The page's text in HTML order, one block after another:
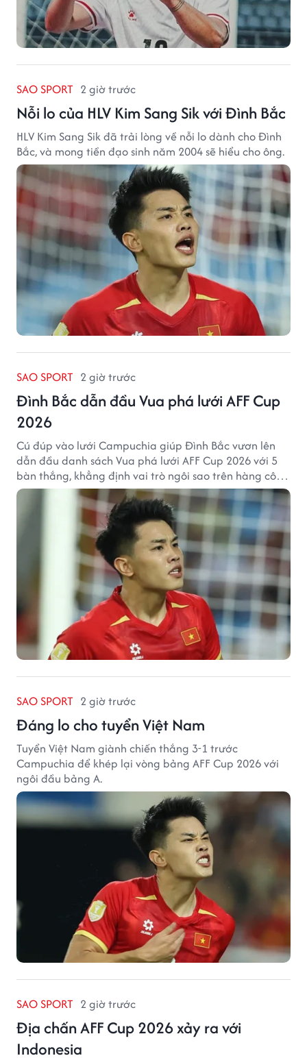
SAO SPORT 2 giờ trước
Nỗi lo của HLV Kim Sang Sik với Đình Bắc
HLV Kim Sang Sik đã trải lòng về nỗi lo dành cho Đình
Bắc, và mong tiền đạo sinh năm 2004 sẽ hiểu cho ông.
SAO SPORT 2 giờ trước
Đình Bắc dẫn đầu Vua phá lưới AFF Cup
2026
Cú đúp vào lưới Campuchia giúp Đình Bắc vươn lên
dẫn đầu danh sách Vua phá lưới AFF Cup 2026 với 5
bàn thắng, khẳng định vai trò ngôi sao trên hàng công
tuyển Việt Nam.
SAO SPORT 2 giờ trước
Đáng lo cho tuyển Việt Nam
Tuyển Việt Nam giành chiến thắng 3-1 trước
Campuchia để khép lại vòng bảng AFF Cup 2026 với
ngôi đầu bảng A.
SAO SPORT 2 giờ trước
Địa chấn AFF Cup 2026 xảy ra với
Indonesia